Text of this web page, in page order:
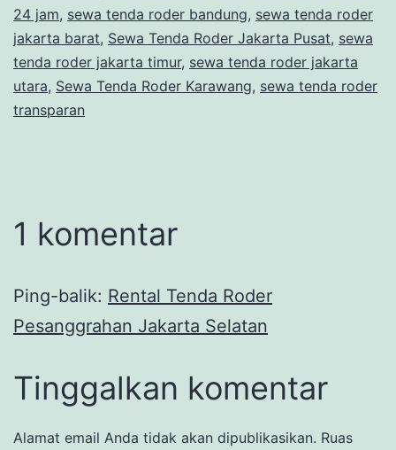
24 jam, sewa tenda roder bandung, sewa tenda roder
jakarta barat, Sewa Tenda Roder Jakarta Pusat, sewa
tenda roder jakarta timur, sewa tenda roder jakarta
utara, Sewa Tenda Roder Karawang, sewa tenda roder
transparan
1 komentar
Ping-balik: Rental Tenda Roder
Pesanggrahan Jakarta Selatan
Tinggalkan komentar
Alamat email Anda tidak akan dipublikasikan. Ruas